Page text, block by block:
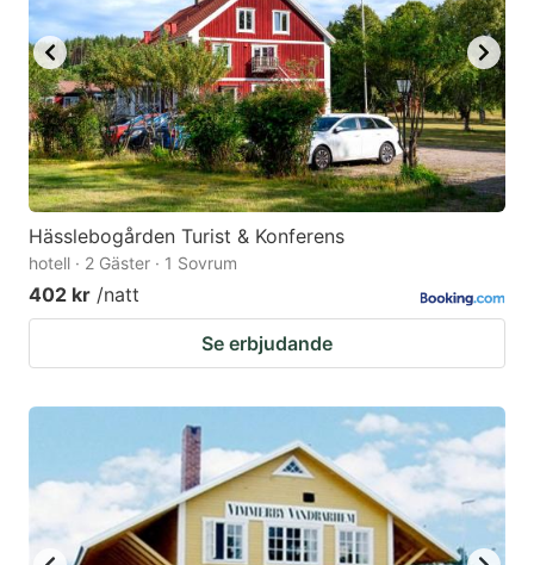
to
get
the
keyboard
shortcuts
for
changing
dates.
to
get
the
keyboard
shortcuts
for
changing
Hässlebogården Turist & Konferens
hotell · 2 Gäster · 1 Sovrum
402 kr /natt
Se erbjudande